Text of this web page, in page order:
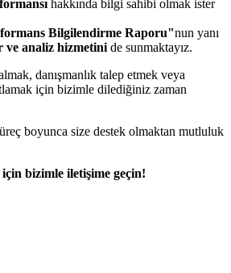
hakkında bilgi sahibi olmak ister
Bilgilendirme Raporu"nun yanı
ve analiz hizmetini de sunmaktayız.
danışmanlık talep etmek veya
için bizimle dilediğiniz zaman
boyunca size destek olmaktan mutluluk
bizimle iletişime geçin!